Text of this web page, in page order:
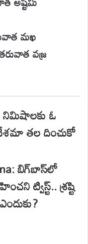
మఖ
వజ్ర
నిమిషాలకు ఓ
తల దించుకో
బిగ్‌బాస్‌లో
ట్విస్ట్.. శ్రష్టి